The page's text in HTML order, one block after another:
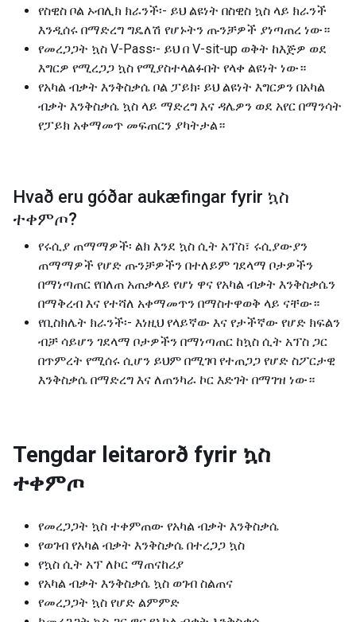
የስዊስ ቦል ኦብሊክ ክራንች፡- ይህ ልዩነት በስዊስ ኳስ ላይ ክራንች
እንዲሰሩ በማድረግ ግዴለሽ የሆኑትን ጡንቻዎች ያነጣጠረ ነው።
የመረጋጋት ኳስ V-Pass፡- ይህ በ V-sit-up ወቅት ከእጅዎ ወደ
እግርዎ የሚረጋጋ ኳስ የሚያስተላልፉበት የላቀ ልዩነት ነው።
የአካል ብቃት እንቅስቃሴ ቦል ፓይክ፡ ይህ ልዩነት እግርዎን በአካል
ብቃት እንቅስቃሴ ኳስ ላይ ማድረግ እና ዳሌዎን ወደ አየር በማንሳት
የፓይክ አቀማመጥ መፍጠርን ያካትታል።
Hvað eru góðar aukæfingar fyrir ኳስ
ተቀምጦ?
የሩሲያ ጠማማዎች፡ ልክ እንደ ኳስ ሲት አፕስ፣ ሩሲያውያን
ጠማማዎች የሆድ ጡንቻዎችን በተለይም ገደላማ ቦታዎችን
በማነጣጠር የበለጠ አጠቃላይ የሆነ ዋና የአካል ብቃት እንቅስቃሴን
በማቅረብ እና የተሻለ አቀማመጥን በማስተዋወቅ ላይ ናቸው።
የቢስክሌት ክራንች፡- እነዚህ የላይኛው እና የታችኛው የሆድ ክፍልን
ብቻ ሳይሆን ገደላማ ቦታዎችን በማነጣጠር ከኳስ ሲት አፕስ ጋር
በጥምረት የሚሰሩ ሲሆን ይህም በሚገባ የተጠጋጋ የሆድ ስፖርታዊ
እንቅስቃሴ በማድረግ እና ለጠንካራ ኮር እድገት በማገዝ ነው።
Tengdar leitarorð fyrir ኳስ
ተቀምጦ
የመረጋጋት ኳስ ተቀምጠው የአካል ብቃት እንቅስቃሴ
የወገብ የአካል ብቃት እንቅስቃሴ በተረጋጋ ኳስ
የኳስ ሲት አፕ ለኮር ማጠናከሪያ
የአካል ብቃት እንቅስቃሴ ኳስ ወገብ ስልጠና
የመረጋጋት ኳስ የሆድ ልምምድ